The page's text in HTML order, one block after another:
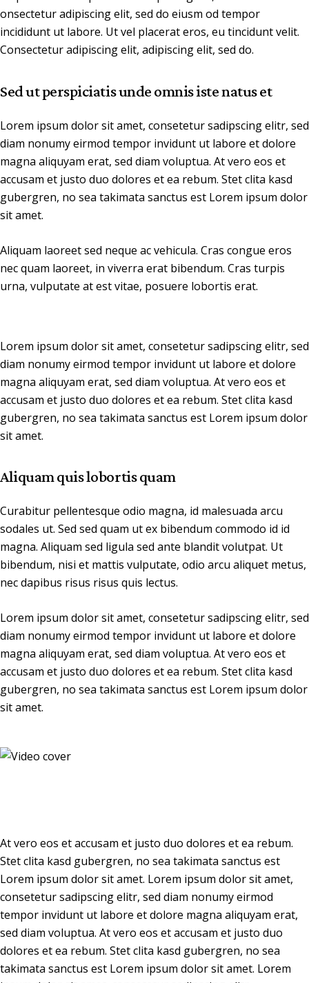
onsectetur adipiscing elit, sed do eiusm od tempor
incididunt ut labore. Ut vel placerat eros, eu tincidunt velit.
Consectetur adipiscing elit, adipiscing elit, sed do.
Sed ut perspiciatis unde omnis iste natus et
Lorem ipsum dolor sit amet, consetetur sadipscing elitr, sed
diam nonumy eirmod tempor invidunt ut labore et dolore
magna aliquyam erat, sed diam voluptua. At vero eos et
accusam et justo duo dolores et ea rebum. Stet clita kasd
gubergren, no sea takimata sanctus est Lorem ipsum dolor
sit amet.
Aliquam laoreet sed neque ac vehicula. Cras congue eros
nec quam laoreet, in viverra erat bibendum. Cras turpis
urna, vulputate at est vitae, posuere lobortis erat.
Lorem ipsum dolor sit amet, consetetur sadipscing elitr, sed
diam nonumy eirmod tempor invidunt ut labore et dolore
magna aliquyam erat, sed diam voluptua. At vero eos et
accusam et justo duo dolores et ea rebum. Stet clita kasd
gubergren, no sea takimata sanctus est Lorem ipsum dolor
sit amet.
Aliquam quis lobortis quam
Curabitur pellentesque odio magna, id malesuada arcu
sodales ut. Sed sed quam ut ex bibendum commodo id id
magna. Aliquam sed ligula sed ante blandit volutpat. Ut
bibendum, nisi et mattis vulputate, odio arcu aliquet metus,
nec dapibus risus risus quis lectus.
Lorem ipsum dolor sit amet, consetetur sadipscing elitr, sed
diam nonumy eirmod tempor invidunt ut labore et dolore
magna aliquyam erat, sed diam voluptua. At vero eos et
accusam et justo duo dolores et ea rebum. Stet clita kasd
gubergren, no sea takimata sanctus est Lorem ipsum dolor
sit amet.
At vero eos et accusam et justo duo dolores et ea rebum.
Stet clita kasd gubergren, no sea takimata sanctus est
Lorem ipsum dolor sit amet. Lorem ipsum dolor sit amet,
consetetur sadipscing elitr, sed diam nonumy eirmod
tempor invidunt ut labore et dolore magna aliquyam erat,
sed diam voluptua. At vero eos et accusam et justo duo
dolores et ea rebum. Stet clita kasd gubergren, no sea
takimata sanctus est Lorem ipsum dolor sit amet. Lorem